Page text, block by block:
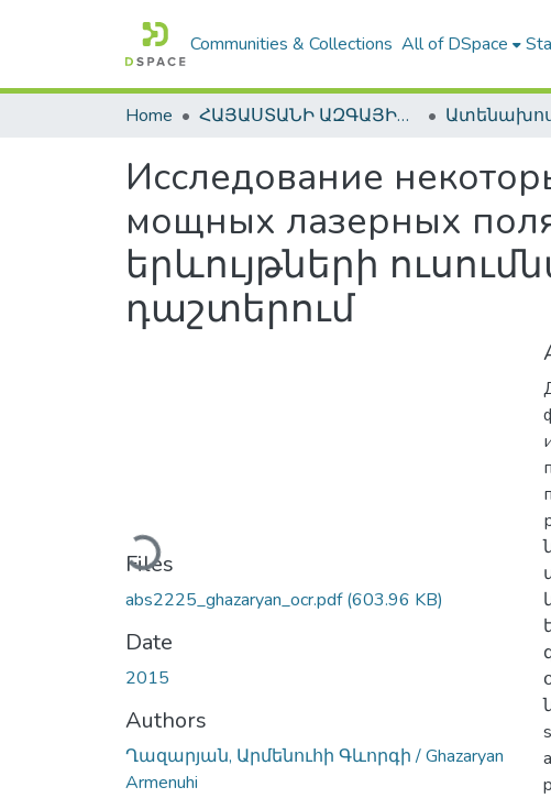
Communities & Collections All of DSpace
Home ՀԱՅԱՍՏԱՆԻ ԱԶԳԱՅԻՆ ԳՐԱԴԱՐԱՆԻ ԹՎԱՅԻՆ ՊԱՀՈՑ / DIGITAL REPOSITORY OF NLA
Исследование
мощных лазерных
երևույթների
դաշտերում
Loading...
Files
abs2225_ghazaryan_ocr.pdf(603.96 KB)
Date
2015
Authors
Ղազարյան, Արմենուհի Գևորգի / Ghazaryan
Armenuhi